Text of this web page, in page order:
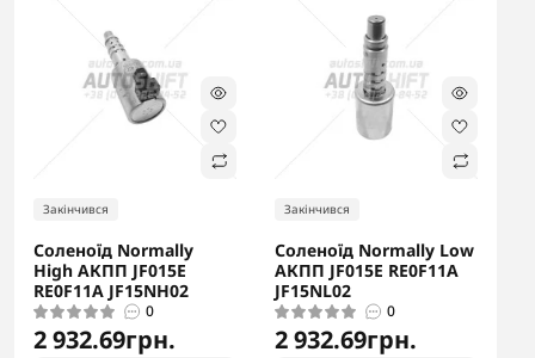
Закінчився
Соленоїд Normally
High АКПП JF015E
RE0F11A JF15NH02
0
2 932.69грн.
Закінчився
Соленоїд Normally Low
АКПП JF015E RE0F11A
JF15NL02
0
2 932.69грн.